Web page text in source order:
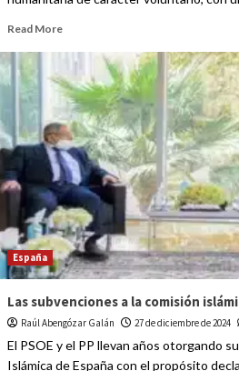
Read More
España
Las subvenciones a la comisión
Raúl Abengózar Galán 27 de diciembre de 2024
El PSOE y el PP llevan años otorgando
Islámica de España con el propósito